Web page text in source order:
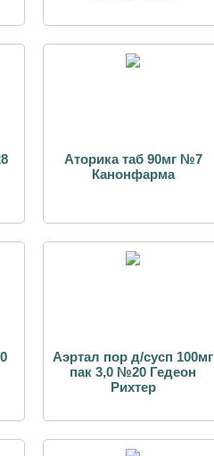
Аторика таб 90мг №7
Канонфарма
Аэртал пор д/сусп 100мг
пак 3,0 №20 Гедеон
Рихтер